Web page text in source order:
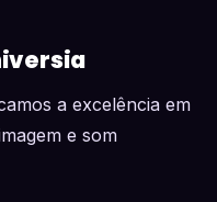
a excelência em
e som